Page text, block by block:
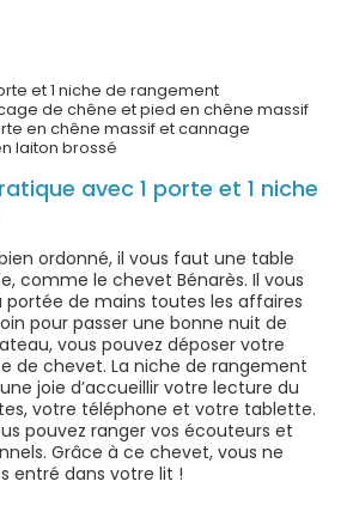
et 1 niche de rangement
de chêne et pied en chêne massif
en chêne massif et cannage
laiton brossé
avec 1 porte et 1 niche
ordonné, il vous faut une table
comme le chevet Bénarès. Il vous
de mains toutes les affaires
pour passer une bonne nuit de
vous pouvez déposer votre
de chevet. La niche de rangement
joie d’accueillir votre lecture du
votre téléphone et votre tablette.
pouvez ranger vos écouteurs et
Grâce à ce chevet, vous ne
entré dans votre lit !